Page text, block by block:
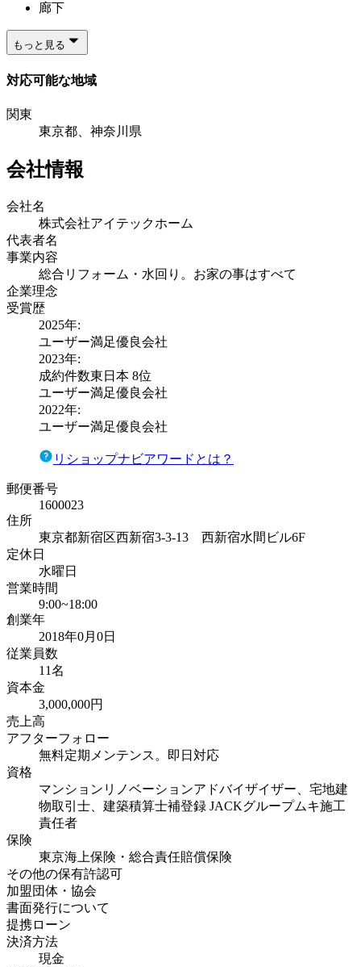
廊下
もっと見る
対応可能な地域
関東
東京都、神奈川県
会社情報
会社名
株式会社アイテックホーム
代表者名
事業内容
総合リフォーム・水回り。お家の事はすべて
企業理念
受賞歴
2025年:
ユーザー満足優良会社
2023年:
成約件数東日本 8位
ユーザー満足優良会社
2022年:
ユーザー満足優良会社
リショップナビアワードとは？
郵便番号
1600023
住所
東京都新宿区西新宿3‐3‐13 西新宿水間ビル6F
定休日
水曜日
営業時間
9:00~18:00
創業年
2018年0月0日
従業員数
11名
資本金
3,000,000円
売上高
アフターフォロー
無料定期メンテンス。即日対応
資格
マンションリノベーションアドバイザイザー、宅地建
物取引士、建築積算士補登録 JACKグループムキ施工
責任者
保険
東京海上保険・総合責任賠償保険
その他の保有許認可
加盟団体・協会
書面発行について
提携ローン
決済方法
現金